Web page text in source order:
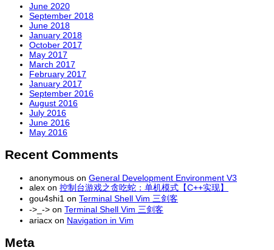
June 2020
September 2018
June 2018
January 2018
October 2017
May 2017
March 2017
February 2017
January 2017
September 2016
August 2016
July 2016
June 2016
May 2016
Recent Comments
anonymous on General Development Environment V3
alex on 控制台游戏之贪吃蛇：单机模式【C++实现】
gou4shi1 on Terminal Shell Vim 三剑客
->_-> on Terminal Shell Vim 三剑客
ariacx on Navigation in Vim
Meta